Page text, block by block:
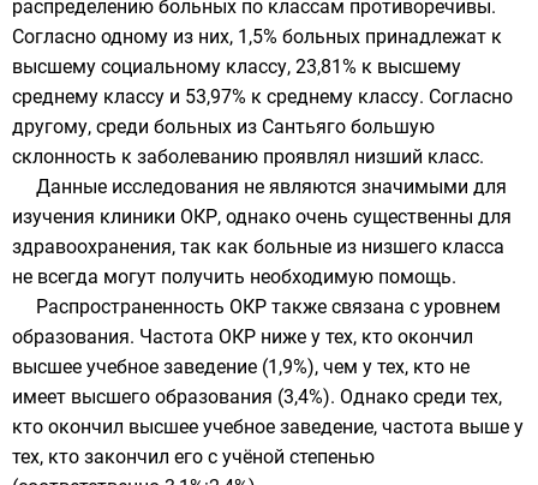
распределению больных по классам противоречивы.
Согласно одному из них, 1,5% больных принадлежат к
высшему социальному классу, 23,81% к высшему
среднему классу и 53,97% к среднему классу. Согласно
другому, среди больных из Сантьяго большую
склонность к заболеванию проявлял низший класс.
Данные исследования не являются значимыми для
изучения клиники ОКР, однако очень существенны для
здравоохранения, так как больные из низшего класса
не всегда могут получить необходимую помощь.
Распространенность ОКР также связана с уровнем
образования. Частота ОКР ниже у тех, кто окончил
высшее учебное заведение (1,9%), чем у тех, кто не
имеет высшего образования (3,4%). Однако среди тех,
кто окончил высшее учебное заведение, частота выше у
тех, кто закончил его с учёной степенью